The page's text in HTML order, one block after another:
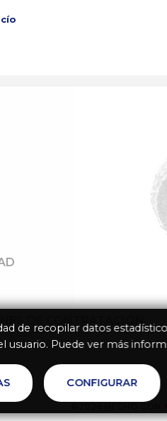
DE CONTRATACIÓN
de recopilar datos
usuario. Puede ver más
CONFIGURAR